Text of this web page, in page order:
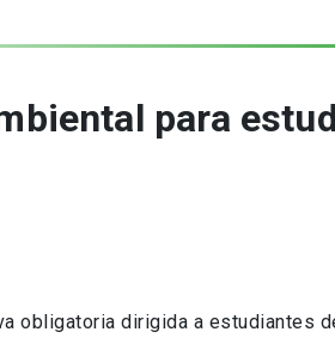
para
obligatoria dirigida a estudiantes